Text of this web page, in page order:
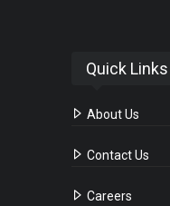
Quick Links
About Us
Contact Us
Careers